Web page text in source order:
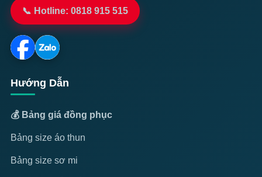
📞 Hotline: 0818 915 515
Hướng Dẫn
💰 Bảng giá đồng phục
Bảng size áo thun
Bảng size sơ mi